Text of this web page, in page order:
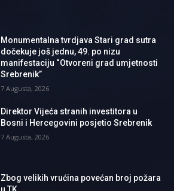
Monumentalna tvrdjava Stari grad sutra
dočekuje još jednu, 49. po nizu
manifestaciju “Otvoreni grad umjetnosti
Srebrenik”
7 Augusta, 2026
Direktor Vijeća stranih investitora u
Bosni i Hercegovini posjetio Srebrenik
7 Augusta, 2026
Zbog velikih vrućina povećan broj požara